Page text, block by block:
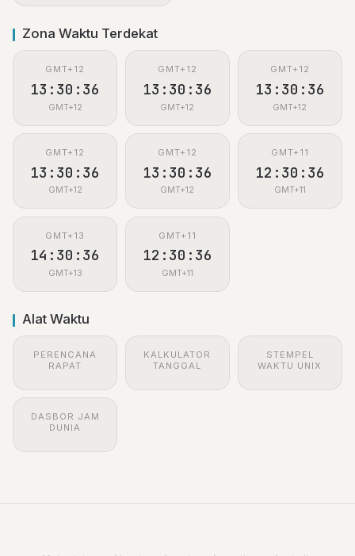
Zona Waktu Terdekat
GMT+12
13:30:37
GMT+12
GMT+12
13:30:37
GMT+12
GMT+12
13:30:37
GMT+12
GMT+12
13:30:37
GMT+12
GMT+12
13:30:37
GMT+12
GMT+11
12:30:37
GMT+11
GMT+13
14:30:37
GMT+13
GMT+11
12:30:37
GMT+11
Alat Waktu
PERENCANA
RAPAT
KALKULATOR
TANGGAL
STEMPEL
WAKTU UNIX
DASBOR JAM
DUNIA